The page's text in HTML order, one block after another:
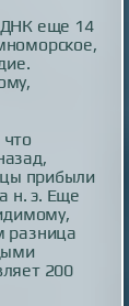
ДНК еще 14
прибыли
н. э. Еще
разница
200